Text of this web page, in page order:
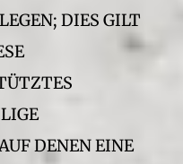
DIES GILT
DENEN EINE